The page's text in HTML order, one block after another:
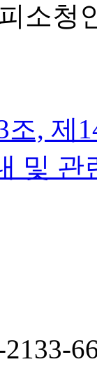
소청
조, 제
및 관